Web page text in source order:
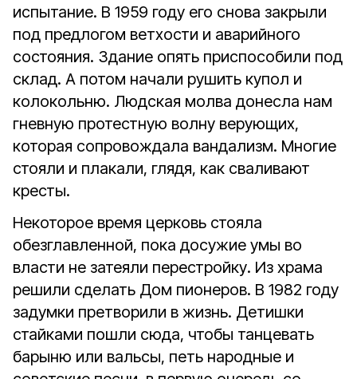
испытание. В 1959 году его снова закрыли
под предлогом ветхости и аварийного
состояния. Здание опять приспособили под
склад. А потом начали рушить купол и
колокольню. Людская молва донесла нам
гневную протестную волну верующих,
которая сопровождала вандализм. Многие
стояли и плакали, глядя, как сваливают
кресты.
Некоторое время церковь стояла
обезглавленной, пока досужие умы во
власти не затеяли перестройку. Из храма
решили сделать Дом пионеров. В 1982 году
задумки претворили в жизнь. Детишки
стайками пошли сюда, чтобы танцевать
барыню или вальсы, петь народные и